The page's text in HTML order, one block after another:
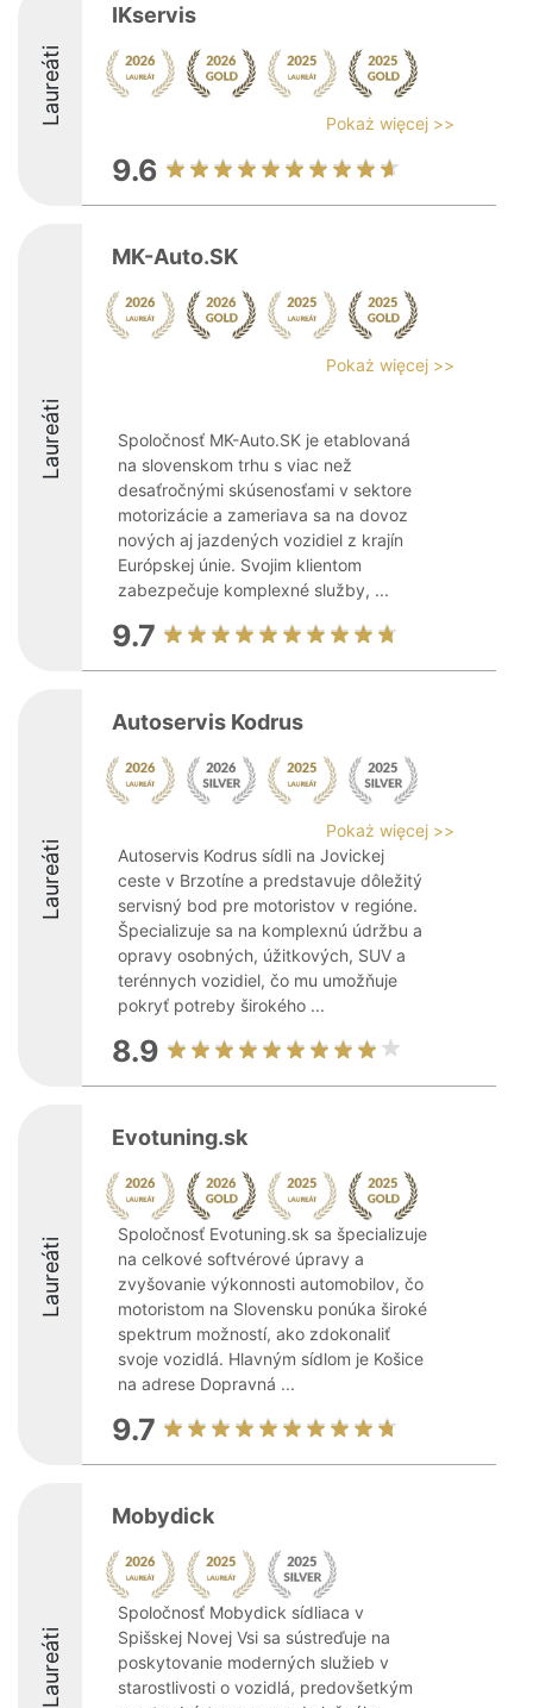
Laureáti
IKservis
Pokaż więcej >>
9.6
Laureáti
MK-Auto.SK
Pokaż więcej >>
Spoločnosť MK-Auto.SK je etablovaná
na slovenskom trhu s viac než
desaťročnými skúsenosťami v sektore
motorizácie a zameriava sa na dovoz
nových aj jazdených vozidiel z krajín
Európskej únie. Svojim klientom
zabezpečuje komplexné služby, ...
9.7
Laureáti
Autoservis Kodrus
Pokaż więcej >>
Autoservis Kodrus sídli na Jovickej
ceste v Brzotíne a predstavuje dôležitý
servisný bod pre motoristov v regióne.
Špecializuje sa na komplexnú údržbu a
opravy osobných, úžitkových, SUV a
terénnych vozidiel, čo mu umožňuje
pokryť potreby širokého ...
8.9
Laureáti
Evotuning.sk
Spoločnosť Evotuning.sk sa špecializuje
na celkové softvérové úpravy a
zvyšovanie výkonnosti automobilov, čo
motoristom na Slovensku ponúka široké
spektrum možností, ako zdokonaliť
svoje vozidlá. Hlavným sídlom je Košice
na adrese Dopravná ...
9.7
Laureáti
Mobydick
Spoločnosť Mobydick sídliaca v
Spišskej Novej Vsi sa sústreďuje na
poskytovanie moderných služieb v
starostlivosti o vozidlá, predovšetkým